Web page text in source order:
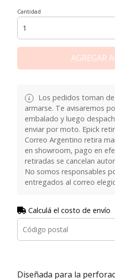
Cantidad
AGREGAR
Los pedidos toman
armarse. Te avisaremos
embalado y luego
enviar por moto. Epick
Correo Argentino retira
en showroom, pago en
retiradas se cancelan
No somos responsables
entregados al correo
Calculá el costo de envío
Diseñada para la